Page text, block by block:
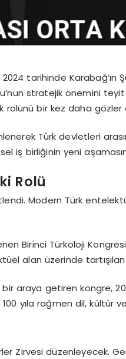
tarihinde
stratejik önemini
rolünü bir kez daha
Türk devletleri
iş birliğinin yeni
Rolü
Modern Türk
Birinci Türkoloji
alan üzerinde
araya getiren kongre,
yıla rağmen dil, kültür
Zirvesi düzenleyecek.